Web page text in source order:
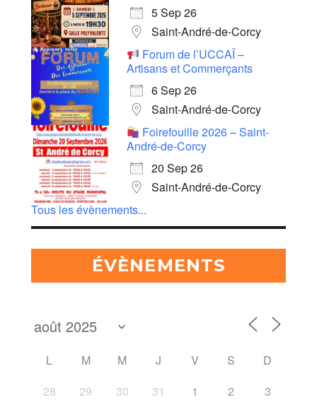
5 Sep 26
Saint-André-de-Corcy
Forum de l’UCCAÏ –
Artisans et Commerçants
6 Sep 26
Saint-André-de-Corcy
Foirefouille 2026 – Saint-
André-de-Corcy
20 Sep 26
Saint-André-de-Corcy
Tous les évènements...
ÉVÈNEMENTS
L M M J V S
D
28
29 30 31 1 2 3